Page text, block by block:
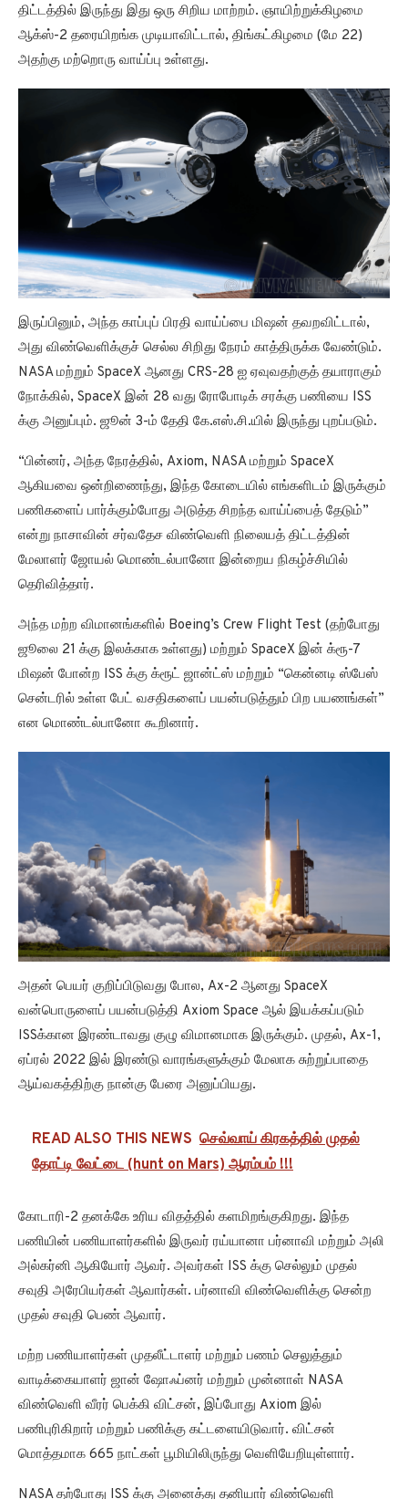
திட்டத்தில் இருந்து இது ஒரு சிறிய மாற்றம். ஞாயிற்றுக்கிழமை
ஆக்ஸ்-2 தரையிறங்க முடியாவிட்டால், திங்கட்கிழமை (மே 22)
அதற்கு மற்றொரு வாய்ப்பு உள்ளது.
இருப்பினும், அந்த காப்புப் பிரதி வாய்ப்பை மிஷன் தவறவிட்டால்,
அது விண்வெளிக்குச் செல்ல சிறிது நேரம் காத்திருக்க வேண்டும்.
NASA மற்றும் SpaceX ஆனது CRS-28 ஐ ஏவுவதற்குத் தயாராகும்
நோக்கில், SpaceX இன் 28 வது ரோபோடிக் சரக்கு பணியை ISS
க்கு அனுப்பும். ஜூன் 3-ம் தேதி கே.எஸ்.சி.யில் இருந்து புறப்படும்.
“பின்னர், அந்த நேரத்தில், Axiom, NASA மற்றும் SpaceX
ஆகியவை ஒன்றிணைந்து, இந்த கோடையில் எங்களிடம் இருக்கும்
பணிகளைப் பார்க்கும்போது அடுத்த சிறந்த வாய்ப்பைத் தேடும்”
என்று நாசாவின் சர்வதேச விண்வெளி நிலையத் திட்டத்தின்
மேலாளர் ஜோயல் மொண்டல்பானோ இன்றைய நிகழ்ச்சியில்
தெரிவித்தார்.
அந்த மற்ற விமானங்களில் Boeing’s Crew Flight Test (தற்போது
ஜூலை 21 க்கு இலக்காக உள்ளது) மற்றும் SpaceX இன் க்ரூ-7
மிஷன் போன்ற ISS க்கு க்ரூட் ஜான்ட்ஸ் மற்றும் “கென்னடி ஸ்பேஸ்
சென்டரில் உள்ள பேட் வசதிகளைப் பயன்படுத்தும் பிற பயணங்கள்”
என மொண்டல்பானோ கூறினார்.
அதன் பெயர் குறிப்பிடுவது போல, Ax-2 ஆனது SpaceX
வன்பொருளைப் பயன்படுத்தி Axiom Space ஆல் இயக்கப்படும்
ISSக்கான இரண்டாவது குழு விமானமாக இருக்கும். முதல், Ax-1,
ஏப்ரல் 2022 இல் இரண்டு வாரங்களுக்கும் மேலாக சுற்றுப்பாதை
ஆய்வகத்திற்கு நான்கு பேரை அனுப்பியது.
READ ALSO THIS NEWS செவ்வாய் கிரகத்தில் முதல்
தோட்டி வேட்டை (hunt on Mars) ஆரம்பம் !!!
கோடாரி-2 தனக்கே உரிய விதத்தில் களமிறங்குகிறது. இந்த
பணியின் பணியாளர்களில் இருவர் ரய்யானா பர்னாவி மற்றும் அலி
அல்கர்னி ஆகியோர் ஆவர். அவர்கள் ISS க்கு செல்லும் முதல்
சவுதி அரேபியர்கள் ஆவார்கள். பர்னாவி விண்வெளிக்கு சென்ற
முதல் சவுதி பெண் ஆவார்.
மற்ற பணியாளர்கள் முதலீட்டாளர் மற்றும் பணம் செலுத்தும்
வாடிக்கையாளர் ஜான் ஷோஃப்னர் மற்றும் முன்னாள் NASA
விண்வெளி வீரர் பெக்கி விட்சன், இப்போது Axiom இல்
பணிபுரிகிறார் மற்றும் பணிக்கு கட்டளையிடுவார். விட்சன்
மொத்தமாக 665 நாட்கள் பூமியிலிருந்து வெளியேறியுள்ளார்.
NASA தற்போது ISS க்கு அனைத்து தனியார் விண்வெளி